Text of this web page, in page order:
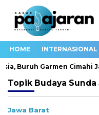
HOME INTERNASIONAL
Buruh Garmen Cimahi
Topik Budaya
Jawa Barat